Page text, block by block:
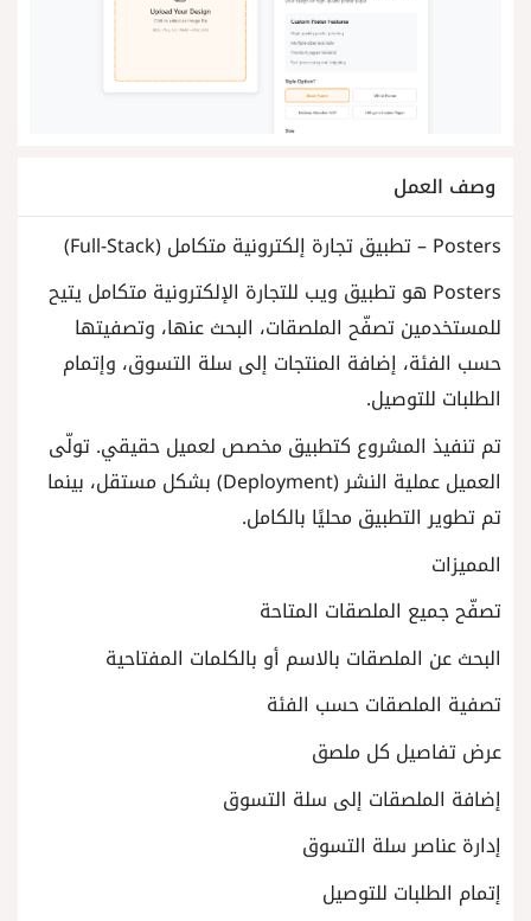
وصف العمل
Posters – تطبيق تجارة إلكترونية متكامل (Full-Stack)
Posters هو تطبيق ويب للتجارة الإلكترونية متكامل يتيح
للمستخدمين تصفّح الملصقات، البحث عنها، وتصفيتها
حسب الفئة، إضافة المنتجات إلى سلة التسوق، وإتمام
الطلبات للتوصيل.
تم تنفيذ المشروع كتطبيق مخصص لعميل حقيقي. تولّى
العميل عملية النشر (Deployment) بشكل مستقل، بينما
تم تطوير التطبيق محليًا بالكامل.
المميزات
تصفّح جميع الملصقات المتاحة
البحث عن الملصقات بالاسم أو بالكلمات المفتاحية
تصفية الملصقات حسب الفئة
عرض تفاصيل كل ملصق
إضافة الملصقات إلى سلة التسوق
إدارة عناصر سلة التسوق
إتمام الطلبات للتوصيل